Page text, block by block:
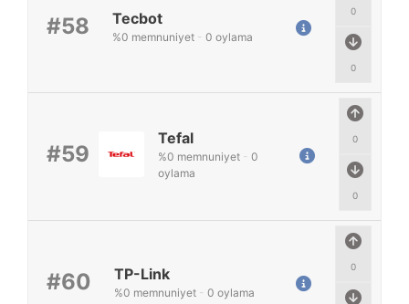
#58
0
0
Tecbot
%0 memnuniyet - 0 oylama
#59
0
0
Tefal
%0 memnuniyet - 0
oylama
#60
0
TP-Link
%0 memnuniyet - 0 oylama